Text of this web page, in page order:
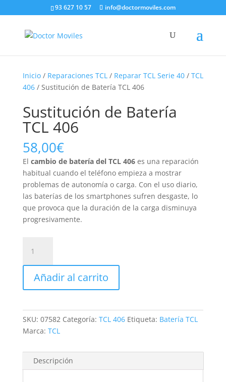
93 627 10 57 info@doctormoviles.com
Inicio/ Reparaciones TCL/ Reparar TCL Serie 40/ TCL
406/ Sustitución de Batería TCL 406
Sustitución de Batería
TCL 406
58,00€
El cambio de batería del TCL 406es una reparación
habitual cuando el teléfono empieza a mostrar
problemas de autonomía o carga. Con el uso diario,
las baterías de los smartphones sufren desgaste, lo
que provoca que la duración de la carga disminuya
progresivamente.
Batería
406
Añadir al carrito
SKU: 07582 Categoría: TCL 406 Etiqueta: Batería TCL
Marca: TCL
Descripción